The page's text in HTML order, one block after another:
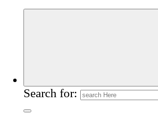
Search for: